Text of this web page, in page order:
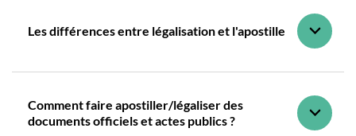
Les différences entre légalisation et l'apostille
Comment faire apostiller/légaliser des
documents officiels et actes publics ?